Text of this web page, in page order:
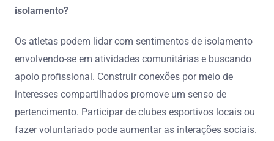
isolamento?
Os atletas podem lidar com sentimentos de isolamento
envolvendo-se em atividades comunitárias e buscando
apoio profissional. Construir conexões por meio de
interesses compartilhados promove um senso de
pertencimento. Participar de clubes esportivos locais ou
fazer voluntariado pode aumentar as interações sociais.